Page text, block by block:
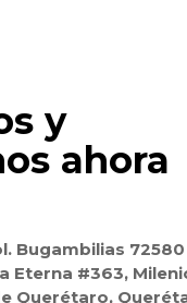
y
ahora
Bugambilias
Eterna #363,
Querétaro,